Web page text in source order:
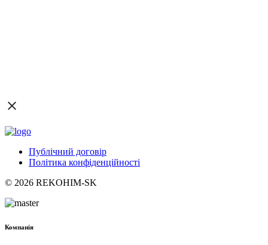
Публічний договір
Політика конфіденційності
© 2026 REKOHIM-SK
Компанія